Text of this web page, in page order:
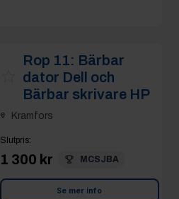
Rop 11: Bärbar
dator Dell och
Bärbar skrivare HP
Kramfors
Slutpris:
1 300 kr MCSJBA
Se mer info